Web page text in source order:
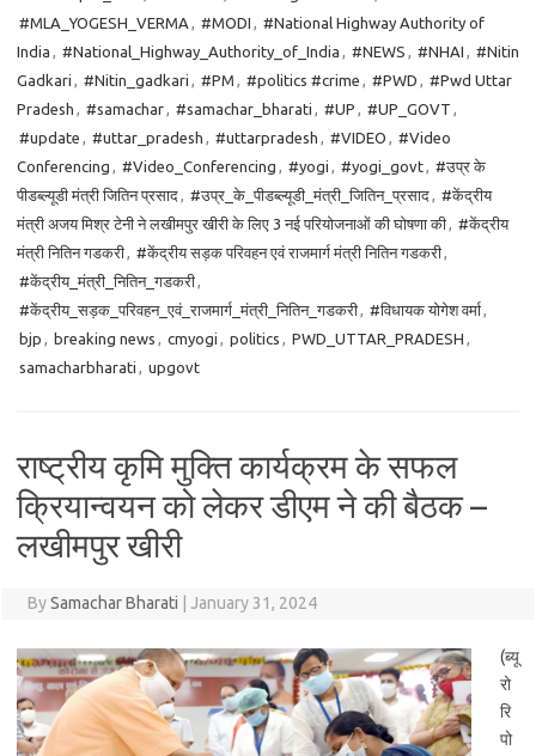
#MLA_YOGESH_VERMA , #MODI , #National Highway Authority of
India , #National_Highway_Authority_of_India , #NEWS , #NHAI , #Nitin
Gadkari , #Nitin_gadkari , #PM , #politics #crime , #PWD , #Pwd Uttar
Pradesh , #samachar, #samachar_bharati , #UP , #UP_GOVT ,
#update , #uttar_pradesh , #uttarpradesh , #VIDEO , #Video
Conferencing , #Video_Conferencing , #yogi , #yogi_govt, #उप्र के
पीडब्ल्यूडी मंत्री जितिन प्रसाद, #उप्र_के_पीडब्ल्यूडी_मंत्री_जितिन_प्रसाद, #केंद्रीय
मंत्री अजय मिश्र टेनी ने लखीमपुर खीरी के लिए 3 नई परियोजनाओं की घोषणा की, #केंद्रीय
मंत्री नितिन गडकरी, #केंद्रीय सड़क परिवहन एवं राजमार्ग मंत्री नितिन गडकरी,
#केंद्रीय_मंत्री_नितिन_गडकरी,
#केंद्रीय_सड़क_परिवहन_एवं_राजमार्ग_मंत्री_नितिन_गडकरी, #विधायक योगेश वर्मा,
bjp , breaking news , cmyogi , politics , PWD_UTTAR_PRADESH ,
samacharbharati , upgovt
राष्ट्रीय कृमि मुक्ति कार्यक्रम के सफल
क्रियान्वयन को लेकर डीएम ने की बैठक –
लखीमपुर खीरी
BySamachar Bharati January 31, 2024
(ब्यू
रो
रि
पो